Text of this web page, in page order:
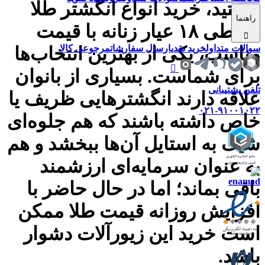
هستید، خرید انواع انگشتر طلا
قسطی ۱۸ عیار زنانه با قیمت
مناسب، یکی از بهترین انتخاب‌ها
برای شماست. بسیاری از بانوان
علاقه دارند انگشترهایی ظریف یا
خاص داشته باشند که هم جلوه‌ای
شیک به استایل آن‌ها ببخشد و هم
به عنوان سرمایه‌ای ارزشمند
باقی بماند؛ اما در حال حاضر با
افزایش روزانه قیمت طلا ممکن
است خرید این زیورآلات دشوار
باشد.
راهنما
سوالات متداولخرید نقدیارسال سفارشاتمرجوعی کالا
تلفن پشتیبانی
۰۲۱-۹۱۰۰۱۰۲۲